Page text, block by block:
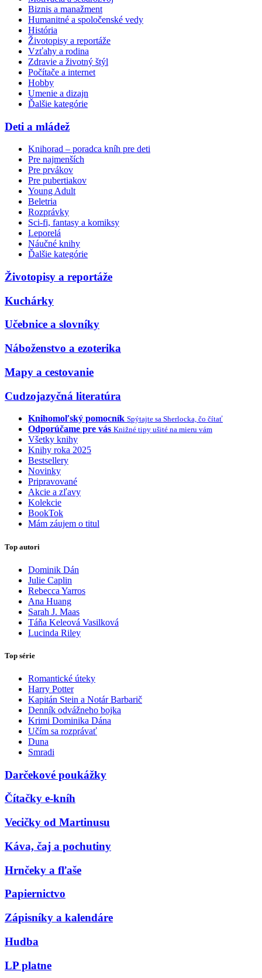
Biznis a manažment
Humanitné a spoločenské vedy
História
Životopisy a reportáže
Vzťahy a rodina
Zdravie a životný štýl
Počítače a internet
Hobby
Umenie a dizajn
Ďalšie kategórie
Deti a mládež
Knihorad – poradca kníh pre deti
Pre najmenších
Pre prvákov
Pre pubertiakov
Young Adult
Beletria
Rozprávky
Sci-fi, fantasy a komiksy
Leporelá
Náučné knihy
Ďalšie kategórie
Životopisy a reportáže
Kuchárky
Učebnice a slovníky
Náboženstvo a ezoterika
Mapy a cestovanie
Cudzojazyčná literatúra
Knihomoľský pomocník Spýtajte sa Sherlocka, čo čítať
Odporúčame pre vás Knižné tipy ušité na mieru vám
Všetky knihy
Knihy roka 2025
Bestsellery
Novinky
Pripravované
Akcie a zľavy
Kolekcie
BookTok
Mám záujem o titul
Top autori
Dominik Dán
Julie Caplin
Rebecca Yarros
Ana Huang
Sarah J. Maas
Táňa Keleová Vasilková
Lucinda Riley
Top série
Romantické úteky
Harry Potter
Kapitán Stein a Notár Barbarič
Denník odvážneho bojka
Krimi Dominika Dána
Učím sa rozprávať
Duna
Smradi
Darčekové poukážky
Čítačky e-kníh
Vecičky od Martinusu
Káva, čaj a pochutiny
Hrnčeky a fľaše
Papiernictvo
Zápisníky a kalendáre
Hudba
LP platne